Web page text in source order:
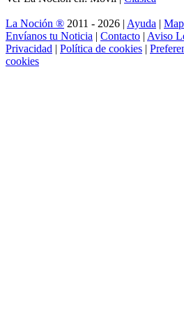
La Noción ® 2011 - 2026 | Ayuda |
Envíanos tu Noticia | Contacto | Aviso
Privacidad | Política de cookies |
cookies